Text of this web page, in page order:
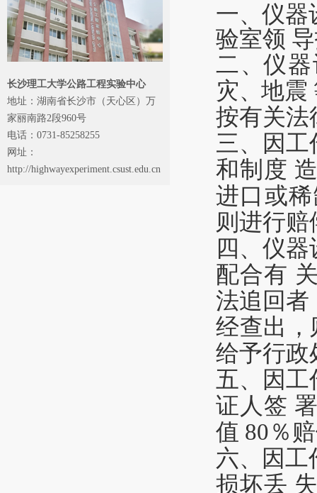
长沙理工大学公路工程实验中心
地址：湖南省长沙市（天心区）万
家丽南路2段960号
电话：0731-85258255
网址：
http://highwayexperiment.csust.edu.cn
一、 仪器
验室领
二、仪器
灾、 地震
按有关法
三、 因工
和制 度
进口或稀
则进行赔
四、 仪器
配合有
法追回者
经查出 ，
给予行政
五、 因工
证 人 签
值 80％
六、 因工
损坏丢